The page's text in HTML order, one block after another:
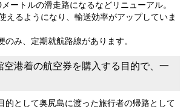
ートルの滑走路になるなどリニューアル。
えるようになり、輸送効率がアップしていま
のみ、定期就航路線があります。
港着の航空券を購入する目的で、一
的として奥尻島に渡った旅行者の帰路として